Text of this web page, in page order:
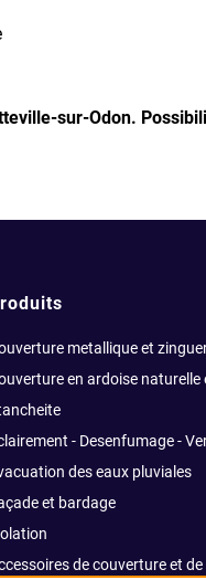
sur-Odon.
metallique et
en ardoise naturelle
- Desenfumage -
des eaux pluviales
et bardage
de couverture et